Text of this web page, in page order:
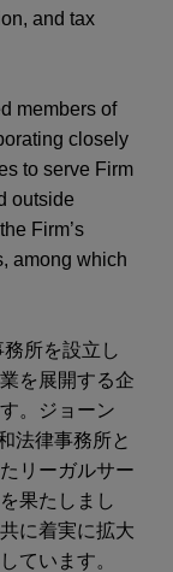
and tax
members of
closely
to serve Firm
outside
Firm’s
among which
所を設立し
を展開する企
。ジョーン
法律事務所と
リーガルサー
果たしまし
に着実に拡大
ています。